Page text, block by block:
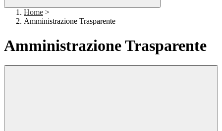
Home >
Amministrazione Trasparente
Amministrazione Trasparente